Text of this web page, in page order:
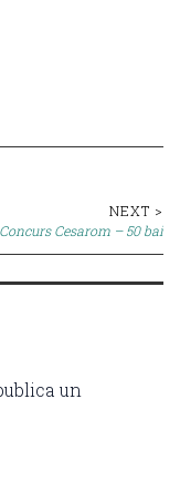
NEXT >
Concurs Cesarom – 50 bai
un